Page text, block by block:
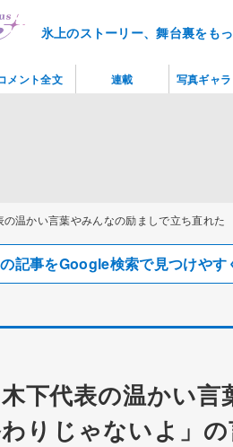
氷上のストーリー、舞台裏をも
の温かい言葉やみんなの励ましで立ち直れ
記事をGoogle検索で見つけやす
下代表の温かい
わりじゃないよ」
メント全文 連載 写真ギャ